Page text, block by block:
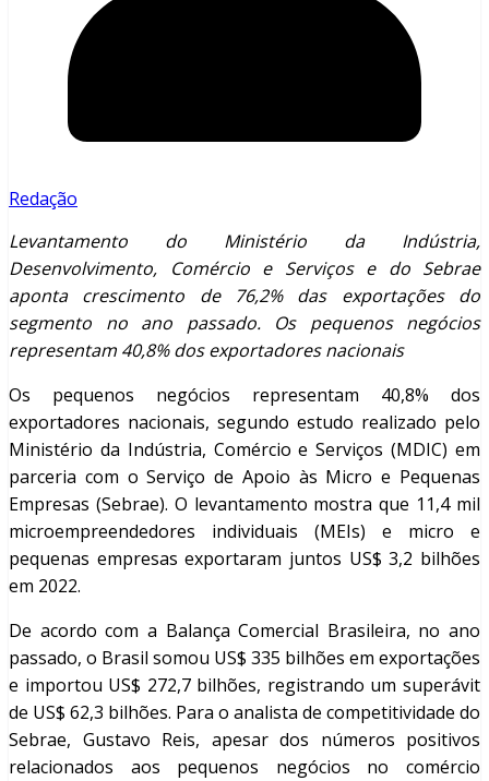
Redação
Levantamento do Ministério da Indústria,
Desenvolvimento, Comércio e Serviços e do Sebrae
aponta crescimento de 76,2% das exportações do
segmento no ano passado. Os pequenos negócios
representam 40,8% dos exportadores nacionais
Os pequenos negócios representam 40,8% dos
exportadores nacionais, segundo estudo realizado pelo
Ministério da Indústria, Comércio e Serviços (MDIC) em
parceria com o Serviço de Apoio às Micro e Pequenas
Empresas (Sebrae). O levantamento mostra que 11,4 mil
microempreendedores individuais (MEIs) e micro e
pequenas empresas exportaram juntos US$ 3,2 bilhões
em 2022.
De acordo com a Balança Comercial Brasileira, no ano
passado, o Brasil somou US$ 335 bilhões em exportações
e importou US$ 272,7 bilhões, registrando um superávit
de US$ 62,3 bilhões. Para o analista de competitividade do
Sebrae, Gustavo Reis, apesar dos números positivos
relacionados aos pequenos negócios no comércio